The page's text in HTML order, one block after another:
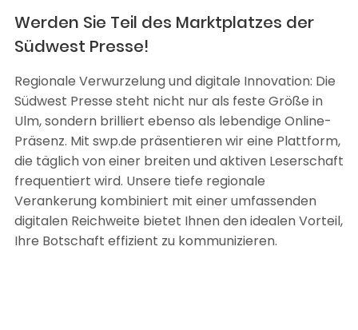
Werden Sie Teil des Marktplatzes der
Südwest Presse!
Regionale Verwurzelung und digitale Innovation: Die
Südwest Presse steht nicht nur als feste Größe in
Ulm, sondern brilliert ebenso als lebendige Online-
Präsenz. Mit swp.de präsentieren wir eine Plattform,
die täglich von einer breiten und aktiven Leserschaft
frequentiert wird. Unsere tiefe regionale
Verankerung kombiniert mit einer umfassenden
digitalen Reichweite bietet Ihnen den idealen Vorteil,
Ihre Botschaft effizient zu kommunizieren.